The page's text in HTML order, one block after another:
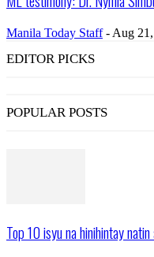
Manila Today Staff - Aug
EDITOR PICKS
POPULAR POSTS
Top 10 isyu na hinihintay